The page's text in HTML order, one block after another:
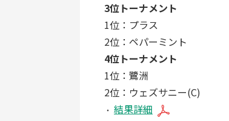
3位トーナメント
1位：プラス
2位：ペパーミント
4位トーナメント
1位：鷺洲
2位：ウェズサニー(C)
結果詳細